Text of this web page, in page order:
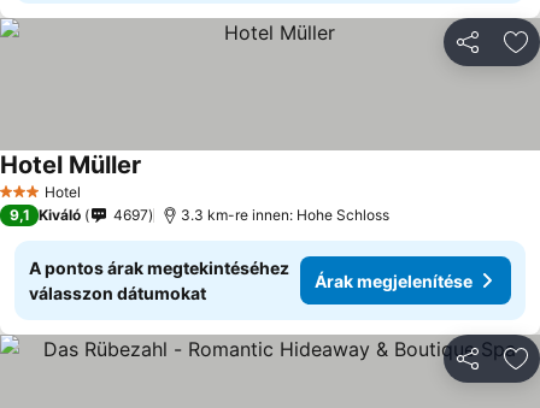
3 Kategória
Hotel
Hotel Müller
9,1 Kiváló 4697 3.3 km-re innen: Hohe Schloss
A pontos árak megtekintéséhez
válasszon dátumokat
Árak megjelenítése